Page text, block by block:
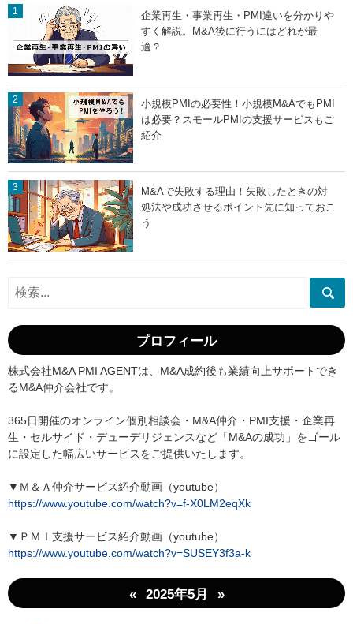
企業再生・事業再生・PMI違いを分かりや
すく解説。M&A後に行うにはどれが最
適？
小規模PMIの必要性！小規模M&AでもPMI
は必要？スモールPMIの支援サービスもご
紹介
M&Aで失敗する理由！失敗したときの対
処法や成功させるポイント先に知っておこ
う
プロフィール
株式会社M&A PMI AGENTは、M&A成約後も業績向上サポートでき
るM&A仲介会社です。
365日開催のオンライン個別相談会・M&A仲介・PMI支援・企業再
生・セルサイド・デューデリジェンスなど「M&Aの成功」をゴール
に設定した幅広いサービスをご提供いたします。
▼Ｍ＆Ａ仲介サービス紹介動画（youtube）
https://www.youtube.com/watch?v=f-X0LM2eqXk
▼ＰＭＩ支援サービス紹介動画（youtube）
https://www.youtube.com/watch?v=SUSEY3f3a-k
« 2025年5月 »